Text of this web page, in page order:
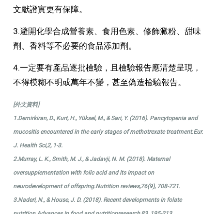
文獻證實更有保障。
3.避開化學合成營養素、食用色素、修飾澱粉、甜味
劑、香料等不必要的食品添加劑。
4.一定要有產品逐批檢驗，且檢驗報告應清楚呈現，
不得模糊不明或萬年不變，甚至偽造檢驗報告。
[外文資料]
1.Demirkiran, D., Kurt, H., Yüksel, M., & Sari, Y. (2016). Pancytopenia and
mucositis encountered in the early stages of methotrexate treatment.Eur.
J. Health Sci,2, 1-3.
2.Murray, L. K., Smith, M. J., & Jadavji, N. M. (2018). Maternal
oversupplementation with folic acid and its impact on
neurodevelopment of offspring.Nutrition reviews,76(9), 708-721.
3.Naderi, N., & House, J. D. (2018). Recent developments in folate